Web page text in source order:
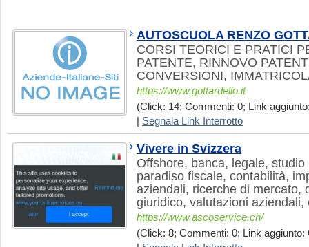
AUTOSCUOLA RENZO
CORSI TEORICI E PRATICI
PATENTE, RINNOVO
CONVERSIONI,
https://www.gottardello.it
(Click: 14; Commenti: 0; Link
Segnala Link Interrotto
Vivere in Svizzera
Offshore, banca, legale,
paradiso fiscale, contabilità,
aziendali, ricerche di mercato,
giuridico, valutazioni aziendali,
https://www.ascoservice.ch/
(Click: 8; Commenti: 0; Link aggiunto: